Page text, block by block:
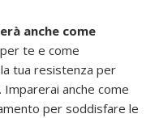
anche come
per te e come
tua resistenza per
anche come
per soddisfare le